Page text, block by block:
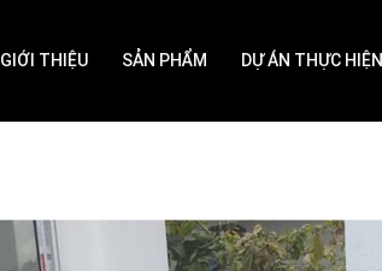
GIỚI THIỆU SẢN PHẨM DỰ ÁN THỰC HIỆN